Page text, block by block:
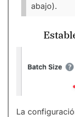
abajo).
La